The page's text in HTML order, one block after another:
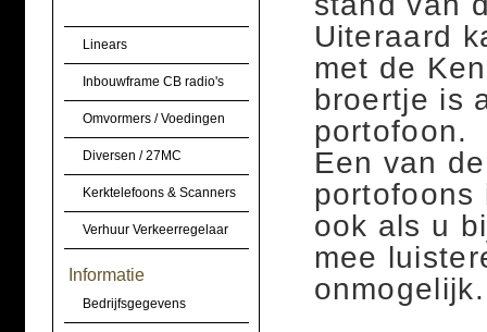
Linears
Inbouwframe CB radio's
Omvormers / Voedingen
Diversen / 27MC
Kerktelefoons & Scanners
Verhuur Verkeerregelaar
Informatie
Bedrijfsgegevens
Uiteraard
met de
broertje is
portofoon.
Een van
portofoons
ook als u
mee
onmogelijk.